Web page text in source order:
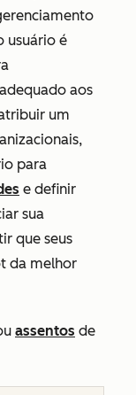
usuário é
aos
um
para
e definir
sua
que seus
da melhor
assentos de